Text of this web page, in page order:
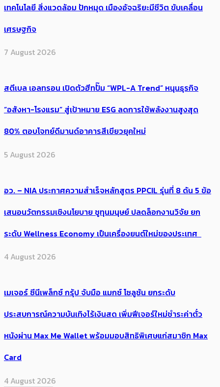
เทคโนโลยี สิ่งแวดล้อม ปักหมุด เมืองอัจฉริยะมีชีวิต ขับเคลื่อน
เศรษฐกิจ
7 August 2026
สตีเบล เอลทรอน เปิดตัวฮีทปั๊ม “WPL-A Trend” หนุนธุรกิจ
“อสังหา-โรงแรม” สู่เป้าหมาย ESG ลดการใช้พลังงานสูงสุด
80% ตอบโจทย์ดีมานด์อาคารสีเขียวยุคใหม่
5 August 2026
อว. – NIA ประกาศความสำเร็จหลักสูตร PPCIL รุ่นที่ 8 ดัน 5 ข้อ
เสนอนวัตกรรมเชิงนโยบาย ชูทุนมนุษย์ ปลดล็อกงานวิจัย ยก
ระดับ Wellness Economy เป็นเครื่องยนต์ใหม่ของประเทศ
4 August 2026
เมเจอร์ ซีนีเพล็กซ์ กรุ้ป จับมือ แมกซ์ โซลูชัน ยกระดับ
ประสบการณ์ความบันเทิงไร้เงินสด เพิ่มฟีเจอร์ใหม่ชำระค่าตั๋ว
หนังผ่าน Max Me Wallet พร้อมมอบสิทธิพิเศษแก่สมาชิก Max
Card
4 August 2026